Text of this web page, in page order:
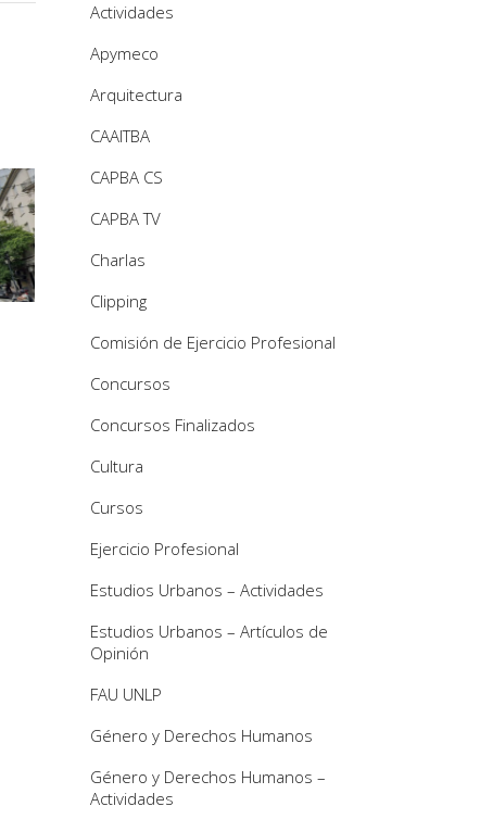
Actividades
Apymeco
Arquitectura
CAAITBA
CAPBA CS
CAPBA TV
Charlas
Clipping
Comisión de Ejercicio Profesional
Concursos
Concursos Finalizados
Cultura
Cursos
Ejercicio Profesional
Estudios Urbanos – Actividades
Estudios Urbanos – Artículos de
Opinión
FAU UNLP
Género y Derechos Humanos
Género y Derechos Humanos –
Actividades